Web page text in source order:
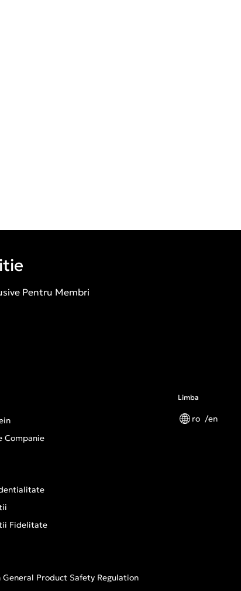
Pentru Membri
Companie
Fidelitate
General Product Safety Regulation
Limba
ro en